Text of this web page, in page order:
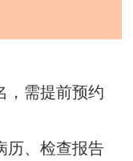
，需提前预约
历、检查报告